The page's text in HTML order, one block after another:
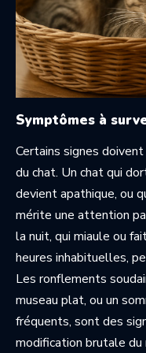
Symptômes à
Certains signes
du chat. Un chat qui
devient apathique, ou
mérite une attention
la nuit, qui miaule ou
heures inhabituelles,
Les ronflements
museau plat, ou un
fréquents, sont des
modification brutale du